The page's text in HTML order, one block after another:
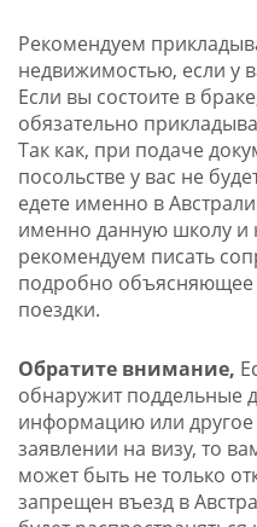
Рекомендуем
недвижимостью, если у
Если вы состоите в
обязательно
Так как, при подаче
посольстве у вас не
едете именно в
именно данную школу и
рекомендуем писать
подробно
поездки.
Обратите внимание,
обнаружит поддельные
информацию или
заявлении на визу, то
может быть не только
запрещен въезд в